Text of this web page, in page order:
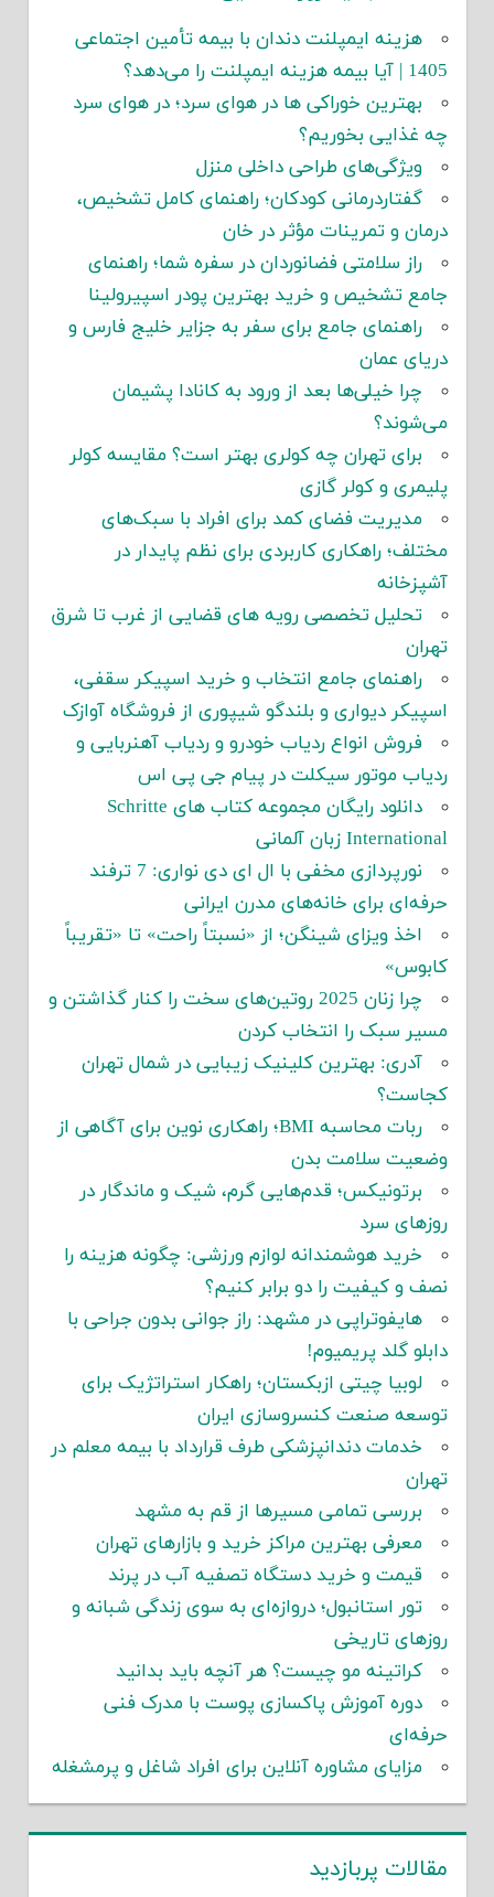
هزینه ایمپلنت دندان با بیمه تأمین اجتماعی
1405 | آیا بیمه هزینه ایمپلنت را می‌دهد؟
بهترین خوراکی ها در هوای سرد؛ در هوای سرد
چه غذایی بخوریم؟
ویژگی‌های طراحی داخلی منزل
گفتاردرمانی کودکان؛ راهنمای کامل تشخیص،
درمان و تمرینات مؤثر در خان
راز سلامتی فضانوردان در سفره شما؛ راهنمای
جامع تشخیص و خرید بهترین پودر اسپیرولینا
راهنمای جامع برای سفر به جزایر خلیج فارس و
دریای عمان
چرا خیلی‌ها بعد از ورود به کانادا پشیمان
می‌شوند؟
برای تهران چه کولری بهتر است؟ مقایسه کولر
پلیمری و کولر گازی
مدیریت فضای کمد برای افراد با سبک‌های
مختلف؛ راهکاری کاربردی برای نظم پایدار در
آشپزخانه
تحلیل تخصصی رویه های قضایی از غرب تا شرق
تهران
راهنمای جامع انتخاب و خرید اسپیکر سقفی،
اسپیکر دیواری و بلندگو شیپوری از فروشگاه آوازک
فروش انواع ردیاب خودرو و ردیاب آهنربایی و
ردیاب موتور سیکلت در پیام جی پی اس
دانلود رایگان مجموعه کتاب های Schritte
International زبان آلمانی
نورپردازی مخفی با ال ای دی نواری: 7 ترفند
حرفه‌ای برای خانه‌های مدرن ایرانی
اخذ ویزای شینگن؛ از «نسبتاً راحت» تا «تقریباً
کابوس»
چرا زنان 2025 روتین‌های سخت را کنار گذاشتن و
مسیر سبک را انتخاب کردن
آدری: بهترین کلینیک زیبایی در شمال تهران
کجاست؟
ربات محاسبه BMI؛ راهکاری نوین برای آگاهی از
وضعیت سلامت بدن
برتونیکس؛ قدم‌هایی گرم، شیک و ماندگار در
روزهای سرد
خرید هوشمندانه لوازم ورزشی: چگونه هزینه را
نصف و کیفیت را دو برابر کنیم؟
هایفوتراپی در مشهد: راز جوانی بدون جراحی با
دابلو گلد پریمیوم!
لوبیا چیتی ازبکستان؛ راهکار استراتژیک برای
توسعه صنعت کنسروسازی ایران
خدمات دندانپزشکی طرف قرارداد با بیمه معلم در
تهران
بررسی تمامی مسیرها از قم به مشهد
معرفی بهترین مراکز خرید و بازارهای تهران
قیمت و خرید دستگاه تصفیه آب در پرند
تور استانبول؛ دروازه‌ای به سوی زندگی شبانه و
روزهای تاریخی
کراتینه مو چیست؟ هر آنچه باید بدانید
دوره آموزش پاکسازی پوست با مدرک فنی
حرفه‌ای
مزایای مشاوره آنلاین برای افراد شاغل و پرمشغله
مقالات پربازدید